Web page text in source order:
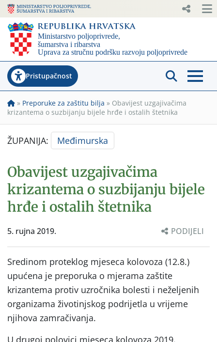
Pristupačnost
» Preporuke za zaštitu bilja » Obavijest uzgajivačima
krizantema o suzbijanju bijele hrđe i ostalih štetnika
ŽUPANIJA: Međimurska
Obavijest uzgajivačima
krizantema o suzbijanju bijele
hrđe i ostalih štetnika
5. rujna 2019. PODIJELI
Sredinom proteklog mjeseca kolovoza (12.8.)
upućena je preporuka o mjerama zaštite
krizantema protiv uzročnika bolesti i neželjenih
organizama životinjskog podrijetla u vrijeme
njihova zamračivanja.
U drugoj polovici mjeseca kolovoza 2019.